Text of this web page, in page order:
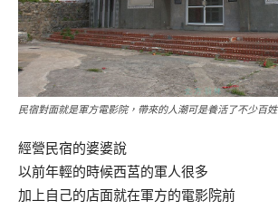
民宿對面就是軍方電影院，帶來的人潮可是養活了不少百姓
經營民宿的婆婆說
以前年輕的時候西莒的軍人很多
加上自己的店面就在軍方的電影院前